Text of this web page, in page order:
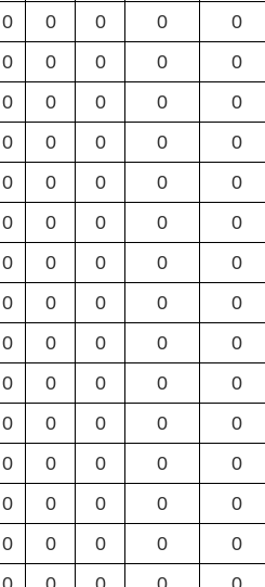
0 0 0 0 0
0 0 0 0 0
0 0 0 0 0
0 0 0 0 0
0 0 0 0 0
0 0 0 0 0
0 0 0 0 0
0 0 0 0 0
0 0 0 0 0
0 0 0 0 0
0 0 0 0 0
0 0 0 0 0
0 0 0 0 0
0 0 0 0 0